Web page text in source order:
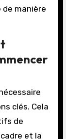
de manière
clés. Cela
de
et la